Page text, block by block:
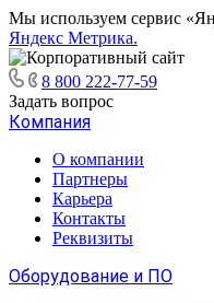
Мы используем сервис
Яндекс Метрика.
8 800 222-77-59
Задать вопрос
Компания
О компании
Партнеры
Карьера
Контакты
Реквизиты
Оборудование и ПО